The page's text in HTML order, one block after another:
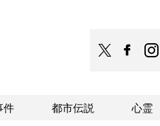
件 都市伝説 心霊